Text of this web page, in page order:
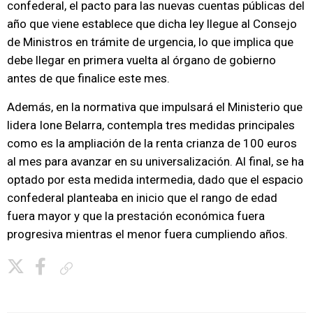
confederal, el pacto para las nuevas cuentas públicas del
año que viene establece que dicha ley llegue al Consejo
de Ministros en trámite de urgencia, lo que implica que
debe llegar en primera vuelta al órgano de gobierno
antes de que finalice este mes.
Además, en la normativa que impulsará el Ministerio que
lidera Ione Belarra, contempla tres medidas principales
como es la ampliación de la renta crianza de 100 euros
al mes para avanzar en su universalización. Al final, se ha
optado por esta medida intermedia, dado que el espacio
confederal planteaba en inicio que el rango de edad
fuera mayor y que la prestación económica fuera
progresiva mientras el menor fuera cumpliendo años.